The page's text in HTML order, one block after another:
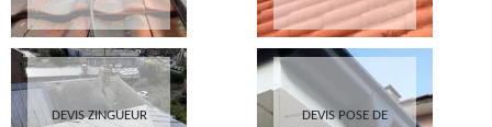
DEVIS ZINGUEUR
DEVIS POSE DE